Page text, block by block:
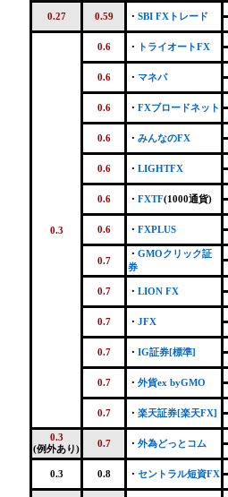
0.27 0.59 ・ SBI FXトレード
0.3
0.6 ・ トライオートFX
0.6 ・ マネパ
0.6 ・ FXブロードネット
0.6 ・ みんなのFX
0.6 ・ LIGHTFX
0.6 ・ FXTF(1000通貨)
0.6 ・ FXPLUS
0.7
・ GMOクリック証
券
0.7 ・ LION FX
0.7 ・ JFX
0.7 ・ IG証券[標準]
0.7 ・ 外貨ex byGMO
0.7 ・ 楽天証券[楽天FX]
0.3
(例外あり)
0.7 ・ 外為どっとコム
0.3 0.8 ・ セントラル短資FX